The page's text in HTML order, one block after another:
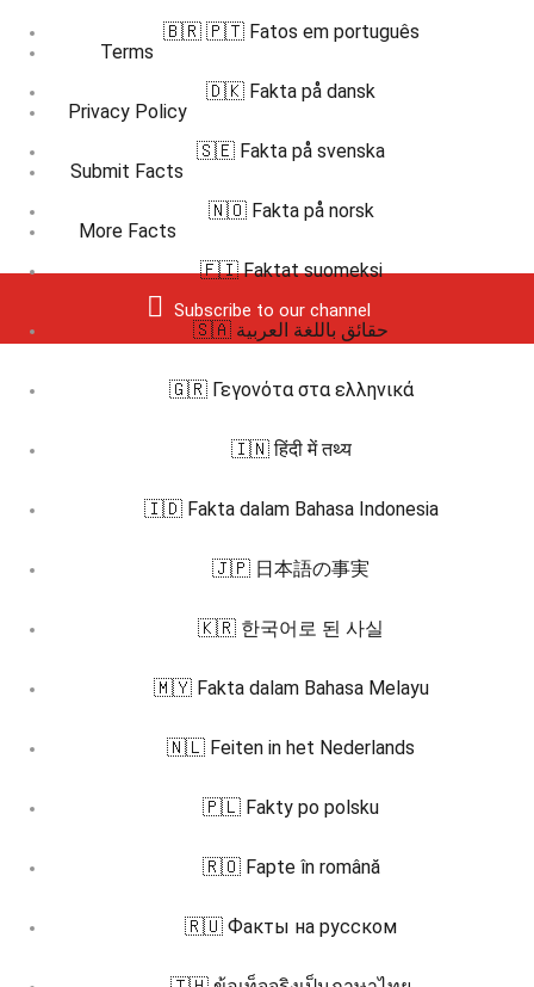
Terms
Privacy Policy
Submit Facts
More Facts
Subscribe to our channel
🇧🇷 🇵🇹 Fatos em português
🇩🇰 Fakta på dansk
🇸🇪 Fakta på svenska
🇳🇴 Fakta på norsk
🇫🇮 Faktat suomeksi
🇸🇦 حقائق باللغة العربية
🇬🇷 Γεγονότα στα ελληνικά
🇮🇳 हिंदी में तथ्य
🇮🇩 Fakta dalam Bahasa Indonesia
🇯🇵 日本語の事実
🇰🇷 한국어로 된 사실
🇲🇾 Fakta dalam Bahasa Melayu
🇳🇱 Feiten in het Nederlands
🇵🇱 Fakty po polsku
🇷🇴 Fapte în română
🇷🇺 Факты на русском